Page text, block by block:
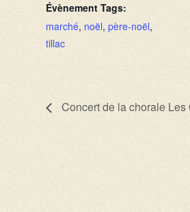
Évènement Tags:
marché, noël,père-noël,
tillac
Concert de la chorale